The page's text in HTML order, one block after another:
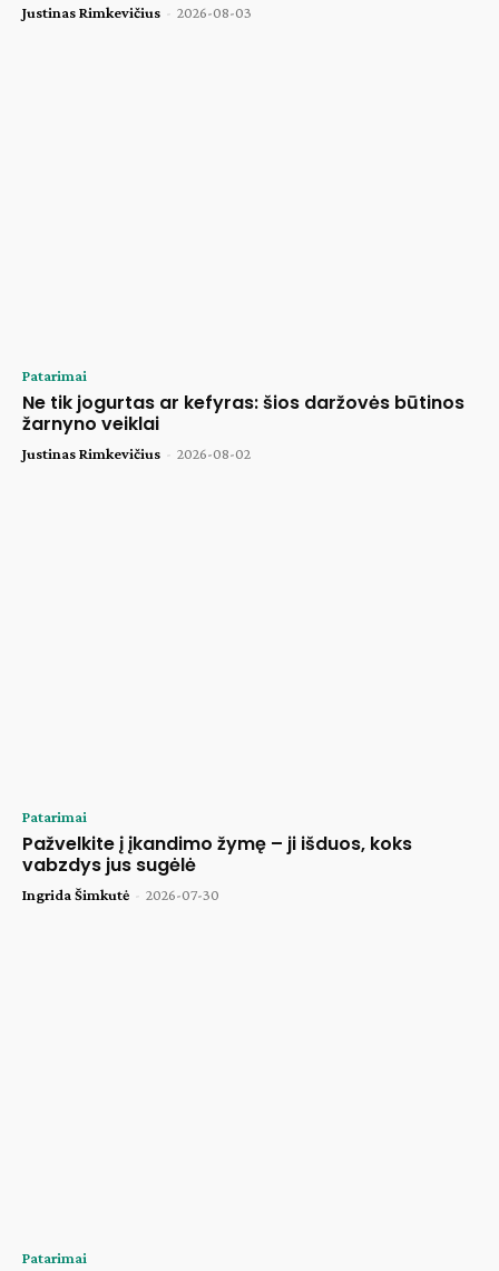
Justinas Rimkevičius - 2026-08-03
Patarimai
Ne tik jogurtas ar kefyras: šios daržovės būtinos
žarnyno veiklai
Justinas Rimkevičius - 2026-08-02
Patarimai
Pažvelkite į įkandimo žymę – ji išduos, koks
vabzdys jus sugėlė
Ingrida Šimkutė - 2026-07-30
Patarimai